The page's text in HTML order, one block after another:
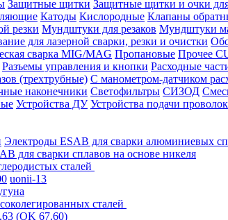
Защитные щитки Защитные щитки и очки для
Катоды Кислородные Клапаны
резки Мундштуки для резаков Мундштуки
для лазерной сварки, резки и очистки
сварка MIG/MAG Пропановые Прочее
Разъемы управления и кнопки Расходные
(трехтрубные) С манометром-датчиком
наконечники Светофильтры СИЗОД
Устройства ДУ Устройства подачи
Электроды ESAB для сварки алюминиевых
для сварки сплавов на основе никеля
сталей
uonii-13
сталей
(OK 67.60)